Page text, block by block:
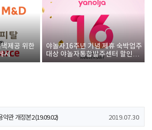
제공 위한
시
야놀자16주년 기념 제휴 숙박업주
대상 야놀자통합발주센터 할인쿠
폰 증정
개정본1 (19.09.02)
관 개정본2 (19.09.02) 2019.07.30